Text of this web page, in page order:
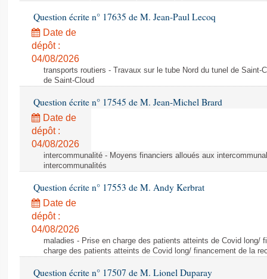
Dossiers législatifs
Budget et sécurité sociale
Questions écrites et orales
Comptes rendus des débats
Question écrite n° 17635 de M. Jean-Paul Lecoq
Date de
dépôt :
04/08/2026
transports routiers - Travaux sur le tube Nord du tunel de Saint-
de Saint-Cloud
Question écrite n° 17545 de M. Jean-Michel Brard
Date de
dépôt :
04/08/2026
intercommunalité - Moyens financiers alloués aux
intercommunalités
Question écrite n° 17553 de M. Andy Kerbrat
Date de
dépôt :
04/08/2026
maladies - Prise en charge des patients atteints de Covid long/
charge des patients atteints de Covid long/ financement de la
Question écrite n° 17507 de M. Lionel Duparay